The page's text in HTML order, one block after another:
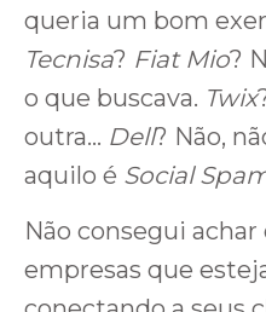
queria um bom
Tecnisa? Fiat Mio?
o que buscava. Twix
outra… Dell? Não,
aquilo é Social
Não consegui
empresas que